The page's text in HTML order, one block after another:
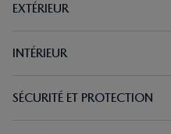
EXTÉRIEUR
INTÉRIEUR
SÉCURITÉ ET PROTECTION